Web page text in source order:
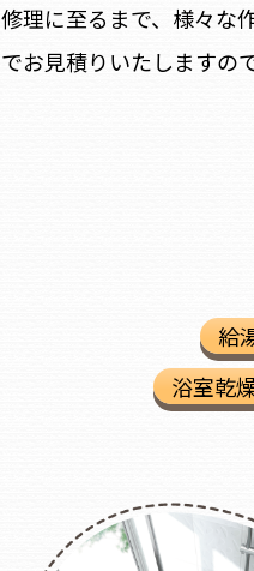
修理に至るまで、様々な
でお見積りいたしますの
給
浴室乾